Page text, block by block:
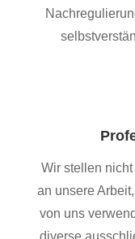
Wir stellen
an unsere
von uns